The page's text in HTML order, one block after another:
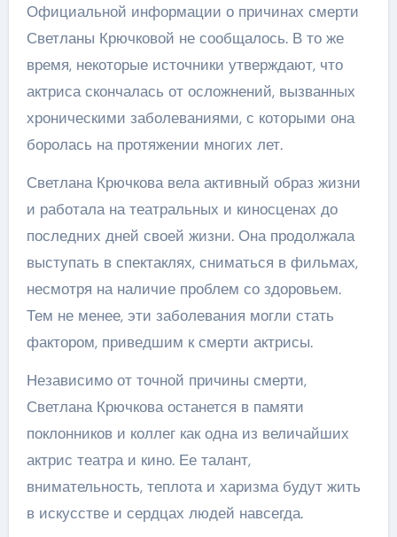
Официальной информации о причинах смерти
Светланы Крючковой не сообщалось. В то же
время, некоторые источники утверждают, что
актриса скончалась от осложнений, вызванных
хроническими заболеваниями, с которыми она
боролась на протяжении многих лет.
Светлана Крючкова вела активный образ жизни
и работала на театральных и киносценах до
последних дней своей жизни. Она продолжала
выступать в спектаклях, сниматься в фильмах,
несмотря на наличие проблем со здоровьем.
Тем не менее, эти заболевания могли стать
фактором, приведшим к смерти актрисы.
Независимо от точной причины смерти,
Светлана Крючкова останется в памяти
поклонников и коллег как одна из величайших
актрис театра и кино. Ее талант,
внимательность, теплота и харизма будут жить
в искусстве и сердцах людей навсегда.